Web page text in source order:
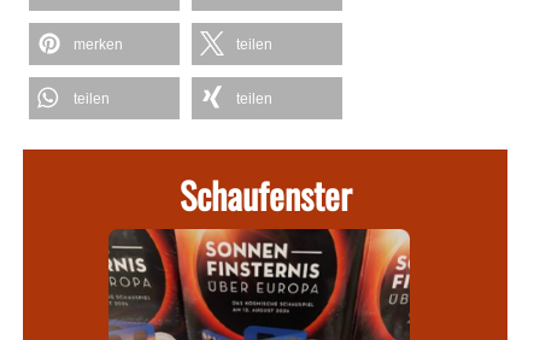
merken teilen
teilen teilen
Schaufenster